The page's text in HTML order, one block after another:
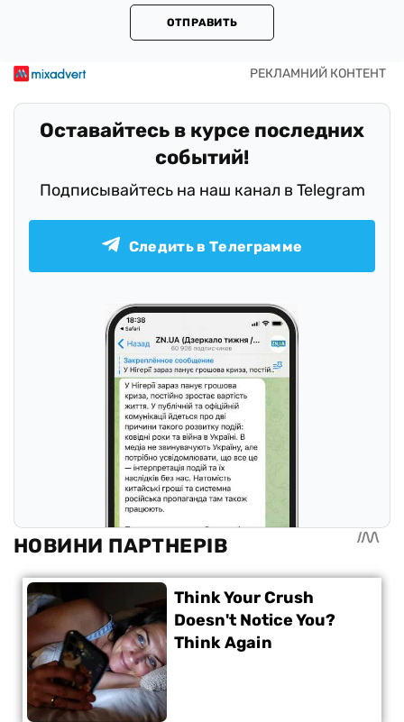
ОТПРАВИТЬ
Оставайтесь в курсе последних
событий!
Подписывайтесь на наш канал в Telegram
Следить в Телеграмме